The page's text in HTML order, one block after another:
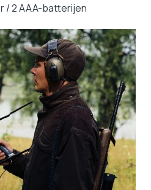
/ 2 AAA-batterijen